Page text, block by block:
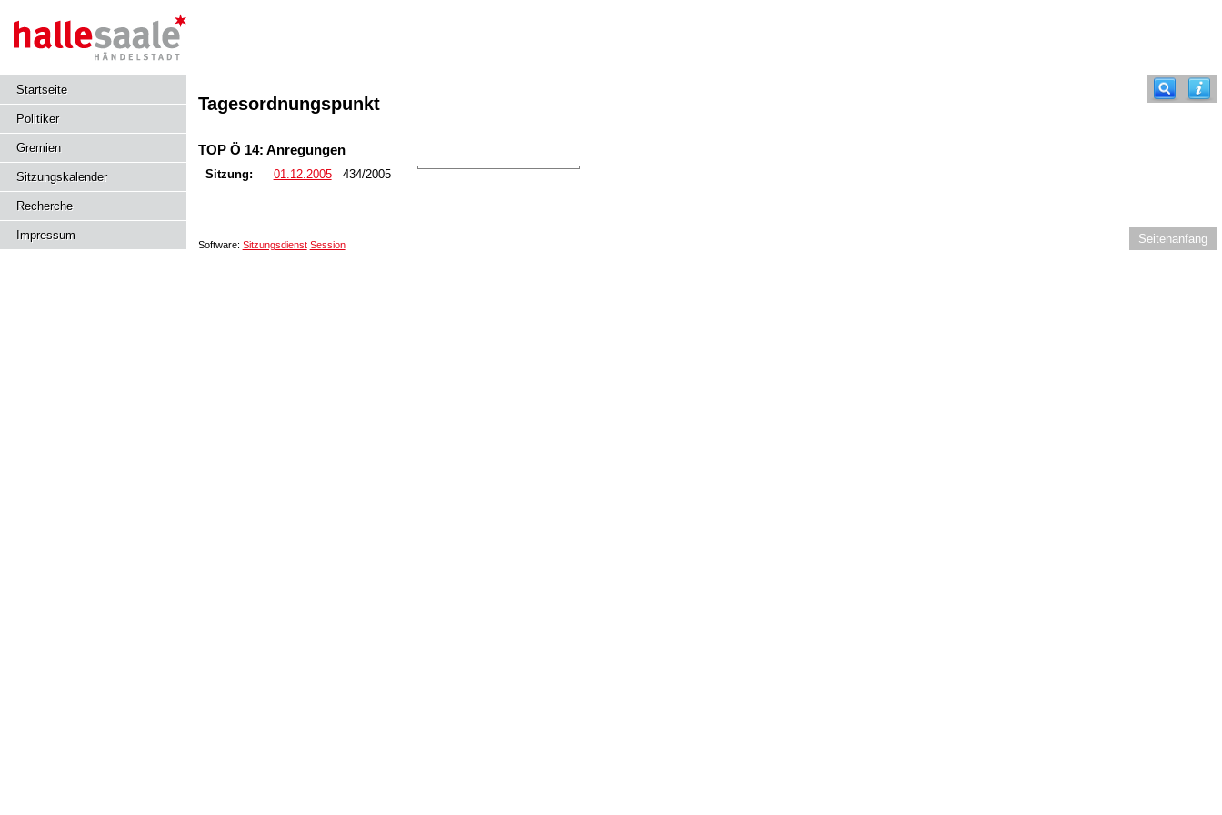
Startseite
Politiker
Gremien
Sitzungskalender
Recherche
Impressum
Tagesordnungspunkt
TOP Ö 14: Anregungen
Sitzung: 01.12.2005434/2005
Seitenanfang
Software: Sitzungsdienst Session